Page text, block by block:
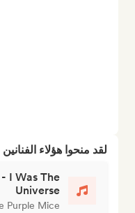
لقد منحوا هؤلاء
I Was The
Universe
Purple Mice